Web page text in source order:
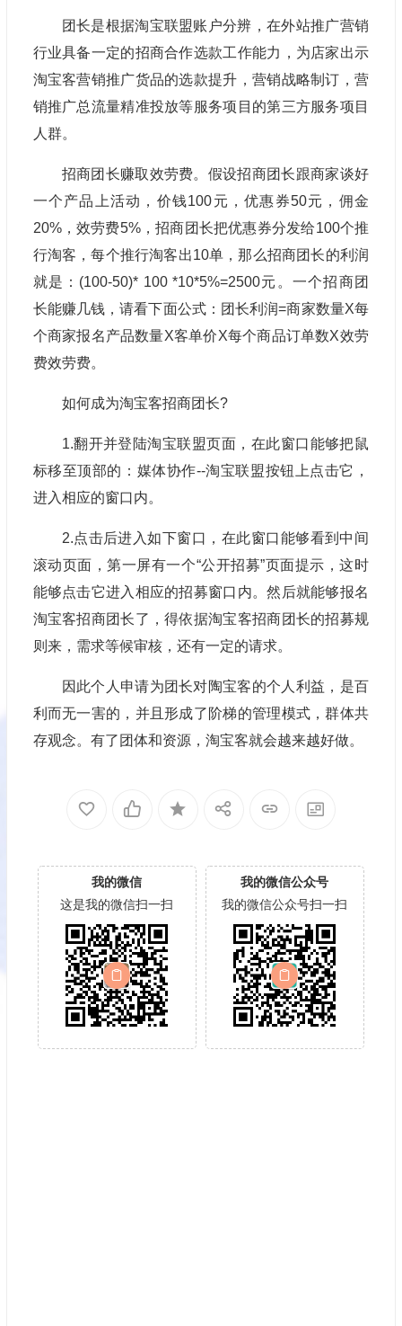
团长是根据淘宝联盟账户分辨，在外站推广营销
行业具备一定的招商合作选款工作能力，为店家出示
淘宝客营销推广货品的选款提升，营销战略制订，营
销推广总流量精准投放等服务项目的第三方服务项目
人群。
招商团长赚取效劳费。假设招商团长跟商家谈好
一个产品上活动，价钱100元，优惠券50元，佣金
20%，效劳费5%，招商团长把优惠券分发给100个推
行淘客，每个推行淘客出10单，那么招商团长的利润
就是：(100-50)* 100 *10*5%=2500元。一个招商团
长能赚几钱，请看下面公式：团长利润=商家数量X每
个商家报名产品数量X客单价X每个商品订单数X效劳
费效劳费。
如何成为淘宝客招商团长?
1.翻开并登陆淘宝联盟页面，在此窗口能够把鼠
标移至顶部的：媒体协作--淘宝联盟按钮上点击它，
进入相应的窗口内。
2.点击后进入如下窗口，在此窗口能够看到中间
滚动页面，第一屏有一个“公开招募”页面提示，这时
能够点击它进入相应的招募窗口内。然后就能够报名
淘宝客招商团长了，得依据淘宝客招商团长的招募规
则来，需求等候审核，还有一定的请求。
因此个人申请为团长对陶宝客的个人利益，是百
利而无一害的，并且形成了阶梯的管理模式，群体共
存观念。有了团体和资源，淘宝客就会越来越好做。
我的微信
这是我的微信扫一扫
我的微信公众号
我的微信公众号扫一扫